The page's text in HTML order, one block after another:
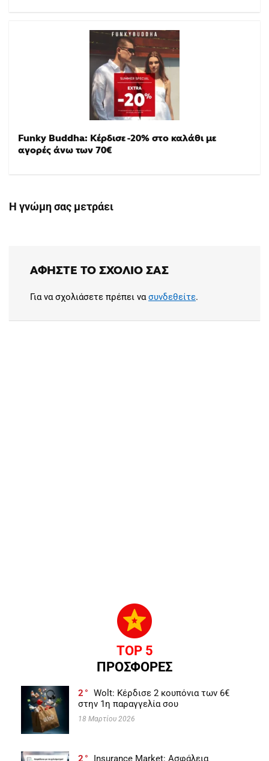
Funky Buddha: Κέρδισε -20% στο καλάθι με
αγορές άνω των 70€
Η γνώμη σας μετράει
ΑΦΉΣΤΕ ΤΟ ΣΧΌΛΙΟ ΣΑΣ
Για να σχολιάσετε πρέπει νασυνδεθείτε.
TOP 5
ΠΡΟΣΦΟΡΕΣ
2
Wolt: Κέρδισε 2 κουπόνια των 6€
στην 1η παραγγελία σου
18 Μαρτίου 2026
2
Insurance Market: Ασφάλεια